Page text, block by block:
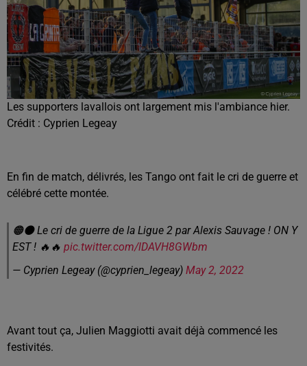
Les supporters lavallois ont largement mis l'ambiance hier.
Crédit : Cyprien Legeay
En fin de match, délivrés, les Tango ont fait le cri de guerre et
célébré cette montée.
🟠⚫️ Le cri de guerre de la Ligue 2 par Alexis Sauvage ! ON Y
EST ! 🔥🔥 pic.twitter.com/lDAVH8GWbm
— Сyprien Legeay (@cyprien_legeay) May 2, 2022
Avant tout ça, Julien Maggiotti avait déjà commencé les
festivités.